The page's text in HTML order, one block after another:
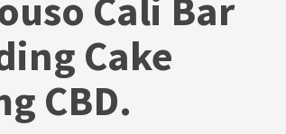
Cali Bar
Cake
CBD.